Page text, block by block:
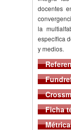
docentes
la
específica
y medios.
Ficha